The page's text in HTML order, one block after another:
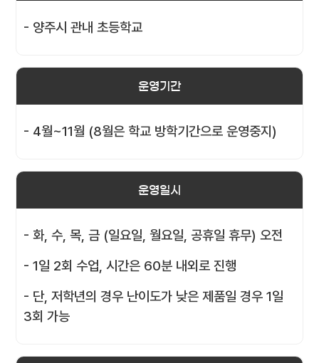
- 양주시 관내 초등학교
운영기간
- 4월~11월 (8월은 학교 방학기간으로 운영중지)
운영일시
- 화, 수, 목, 금 (일요일, 월요일, 공휴일 휴무) 오전
- 1일 2회 수업, 시간은 60분 내외로 진행
- 단, 저학년의 경우 난이도가 낮은 제품일 경우 1일
3회 가능